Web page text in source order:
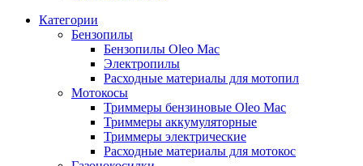
Категории
Бензопилы
Бензопилы Oleo Mac
Электропилы
Расходные материалы для мотопил
Мотокосы
Триммеры бензиновые Oleo Mac
Триммеры аккумуляторные
Триммеры электрические
Расходные материалы для мотокос